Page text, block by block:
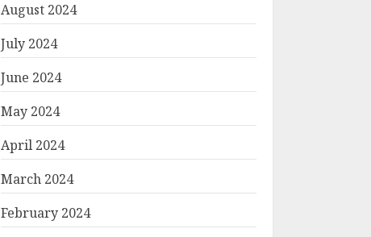
August 2024
July 2024
June 2024
May 2024
April 2024
March 2024
February 2024